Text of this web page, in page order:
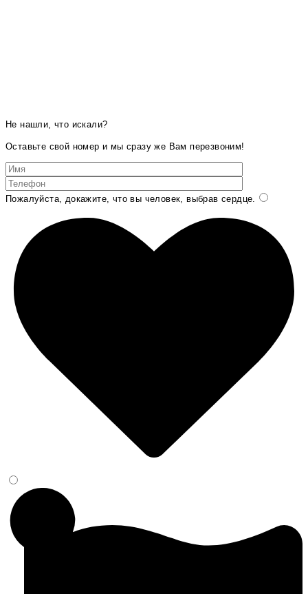
Не нашли, что искали?
Оставьте свой номер и мы сразу же Вам перезвоним!
Пожалуйста, докажите, что вы человек, выбрав сердце